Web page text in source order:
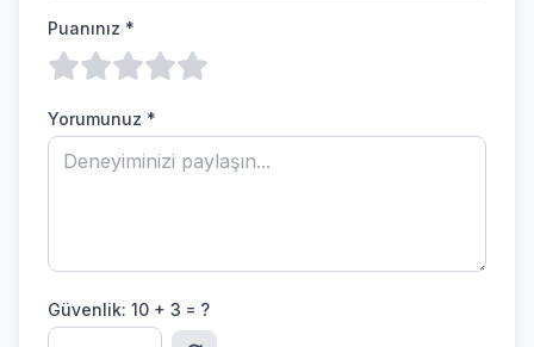
Puanınız *
Yorumunuz *
Güvenlik: 10 + 3 = ?